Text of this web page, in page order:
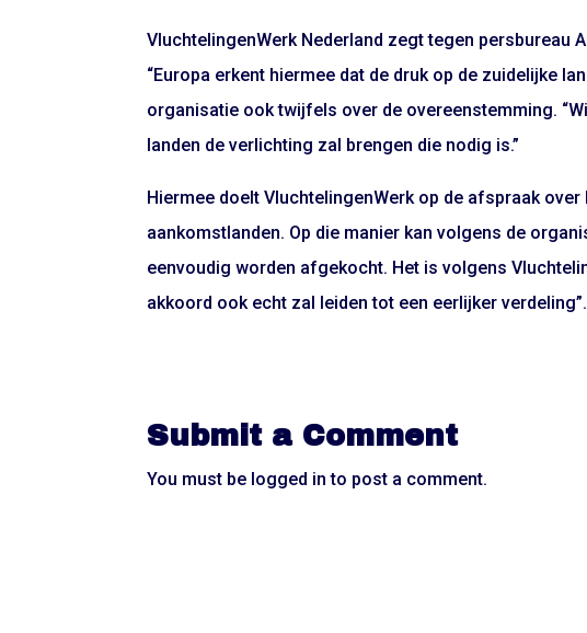
VluchtelingenWerk Nederland zegt tegen persbureau
“Europa erkent hiermee dat de druk op de zuidelijke
organisatie ook twijfels over de overeenstemming.
landen de verlichting zal brengen die nodig is.”
Hiermee doelt VluchtelingenWerk op de afspraak
aankomstlanden. Op die manier kan volgens de
eenvoudig worden afgekocht. Het is volgens
akkoord ook echt zal leiden tot een eerlijker verdeling”.
Submit a Comment
You must be logged in to post a comment.